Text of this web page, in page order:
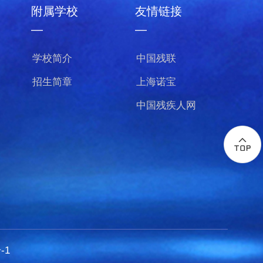
附属学校
—
学校简介
招生简章
友情链接
—
中国残联
上海诺宝
中国残疾人网
1